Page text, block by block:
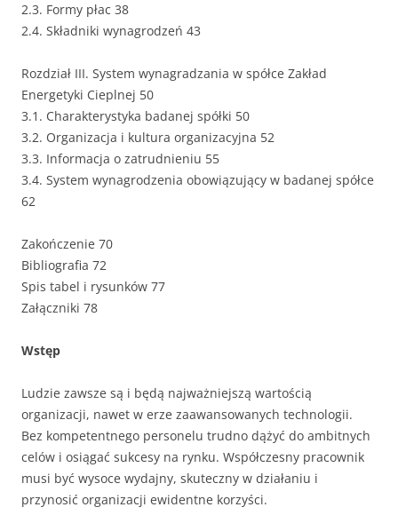
2.3. Formy płac 38
2.4. Składniki wynagrodzeń 43
Rozdział III. System wynagradzania w spółce Zakład
Energetyki Cieplnej 50
3.1. Charakterystyka badanej spółki 50
3.2. Organizacja i kultura organizacyjna 52
3.3. Informacja o zatrudnieniu 55
3.4. System wynagrodzenia obowiązujący w badanej spółce
62
Zakończenie 70
Bibliografia 72
Spis tabel i rysunków 77
Załączniki 78
Wstęp
Ludzie zawsze są i będą najważniejszą wartością
organizacji, nawet w erze zaawansowanych technologii.
Bez kompetentnego personelu trudno dążyć do ambitnych
celów i osiągać sukcesy na rynku. Współczesny pracownik
musi być wysoce wydajny, skuteczny w działaniu i
przynosić organizacji ewidentne korzyści.